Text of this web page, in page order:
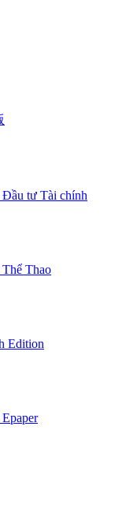
Đầu tư Tài chính
Thể Thao
Edition